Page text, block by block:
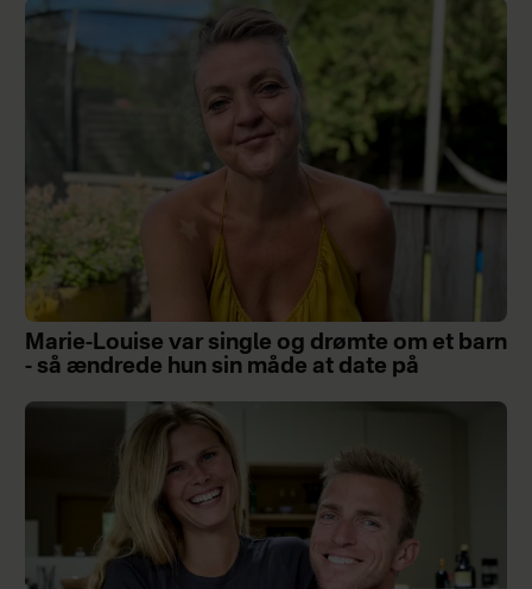
Marie-Louise var single og drømte om et barn
- så ændrede hun sin måde at date på